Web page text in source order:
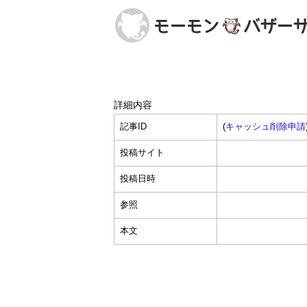
詳細内容
記事ID (キャッシュ削除申請
投稿サイト
投稿日時
参照
本文